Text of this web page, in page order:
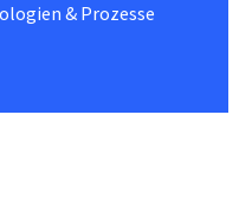
& Prozesse